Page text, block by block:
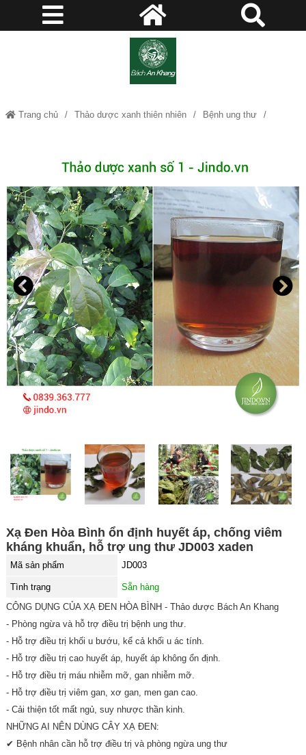
Trang chủ Thảo dược xanh thiên nhiên Bệnh ung thư
thư JD003 xaden
Xạ Đen Hòa Bình ổn định huyết áp, chống viêm
kháng khuẩn, hỗ trợ ung thư JD003 xaden
Mã sản phẩm JD003
Tình trạng
Sẵn hàng
CÔNG DỤNG CỦA XẠ ĐEN HÒA BÌNH - Thảo dược Bách An Khang
- Phòng ngừa và hỗ trợ điều trị bệnh ung thư.
- Hỗ trợ điều trị khối u bướu, kể cả khối u ác tính.
- Hỗ trợ điều trị cao huyết áp, huyết áp không ổn định.
- Hỗ trợ điều trị máu nhiễm mỡ, gan nhiễm mỡ.
- Hỗ trợ điều trị viêm gan, xơ gan, men gan cao.
- Cải thiện tốt mất ngủ, suy nhược thần kinh.
NHỮNG AI NÊN DÙNG CÂY XẠ ĐEN:
✔ Bệnh nhân cần hỗ trợ điều trị và phòng ngừa ung thư